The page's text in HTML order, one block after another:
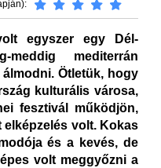
egyszer egy Dél-
meddig mediterrán
Ötletük, hogy
kulturális városa,
fesztivál működjön,
volt. Kokas
és a kevés, de
volt meggyőzni a